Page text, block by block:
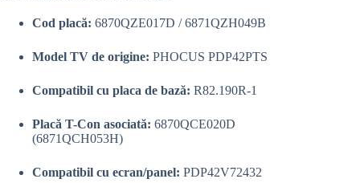
Cod placă: 6870QZE017D / 6871QZH049B
Model TV de origine: PHOCUS PDP42PTS
Compatibil cu placa de bază: R82.190R-1
Placă T-Con asociată: 6870QCE020D
(6871QCH053H)
Compatibil cu ecran/panel: PDP42V72432